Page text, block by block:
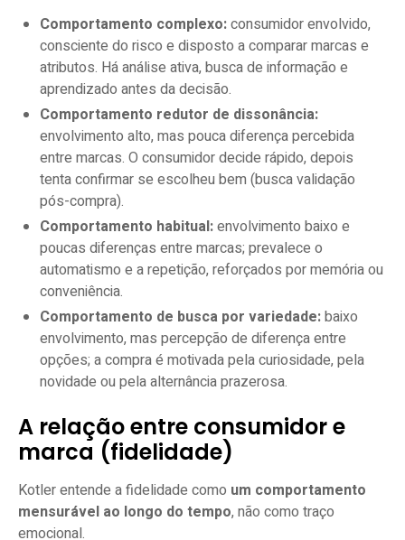
Comportamento complexo:consumidor envolvido,
consciente do risco e disposto a comparar marcas e
atributos. Há análise ativa, busca de informação e
aprendizado antes da decisão.
Comportamento redutor de dissonância:
envolvimento alto, mas pouca diferença percebida
entre marcas. O consumidor decide rápido, depois
tenta confirmar se escolheu bem (busca validação
pós-compra).
Comportamento habitual:envolvimento baixo e
poucas diferenças entre marcas; prevalece o
automatismo e a repetição, reforçados por memória ou
conveniência.
Comportamento de busca por variedade:baixo
envolvimento, mas percepção de diferença entre
opções; a compra é motivada pela curiosidade, pela
novidade ou pela alternância prazerosa.
A relação entre consumidor e
marca (fidelidade)
Kotler entende a fidelidade como um comportamento
mensurável ao longo do tempo, não como traço
emocional.